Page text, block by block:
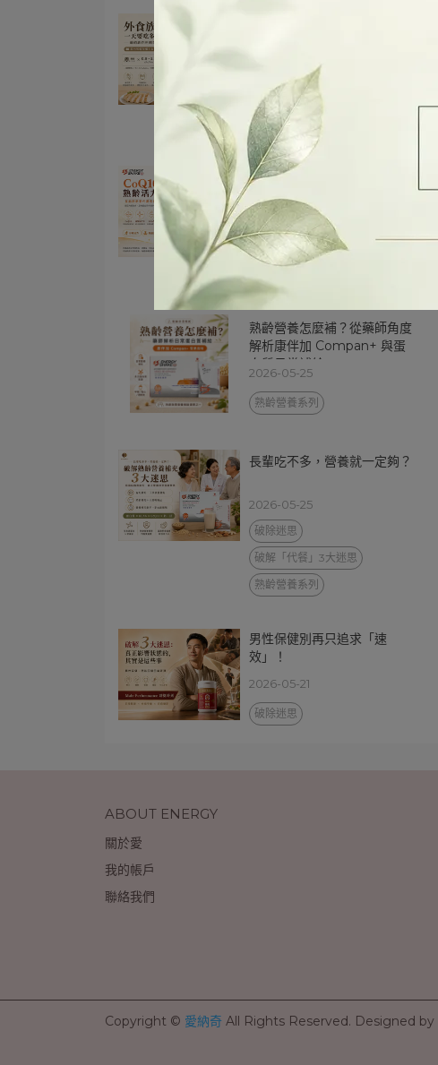
2026-06-08
外食族系列
CoQ10 是什麼？熟齡族群為
2026-05-26
熟齡營養系列
熟齡營養怎麼補？從藥師角度
解析康伴加 Compan+ 與蛋
白質日常補給
2026-05-25
熟齡營養系列
長輩吃不多，營養就一定夠？
2026-05-25
破除迷思
破解「代餐」3大迷思
熟齡營養系列
男性保健別再只追求「速
效」！
2026-05-21
破除迷思
ABOUT ENERGY
關於愛
我的帳戶
聯絡我們
Copyright © 愛納奇 All Rights Reserved. Designed by